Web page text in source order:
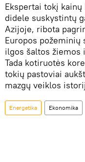
Ekspertai tokį
didele suskystintų
Azijoje, ribota
Europos požeminių
ilgos šaltos žiemos
Tada kotiruotės
tokių pastoviai
mazgų veiklos
Energetika Ekonomika